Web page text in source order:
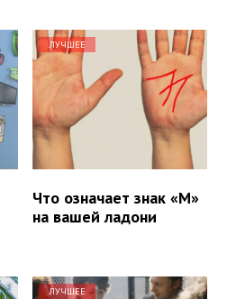
ЛУЧШЕЕ
Что означает знак «М»
на вашей ладони
ЛУЧШЕЕ